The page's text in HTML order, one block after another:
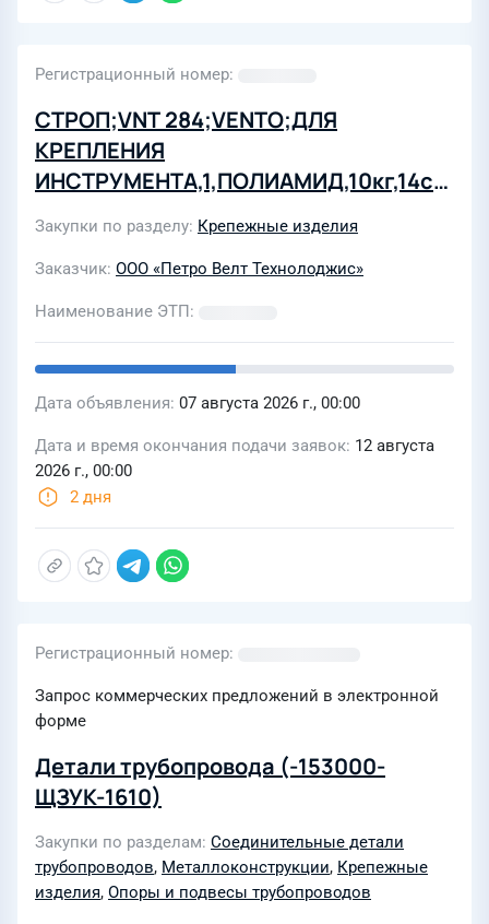
Регистрационный номер
СТРОП;VNT 284;VENTO;ДЛЯ
КРЕПЛЕНИЯ
ИНСТРУМЕНТА,1,ПОЛИАМИД,10кг,14см,С
Закупки по разделу Крепежные изделия
Заказчик ООО «Петро Велт Технолоджис»
Наименование ЭТП
Дата объявления 07 августа 2026 г., 00:00
Дата и время окончания подачи заявок 12 августа
2026 г., 00:00
2 дня
Регистрационный номер
Запрос коммерческих предложений в электронной
форме
Детали трубопровода (-153000-
ЩЗУК-1610)
Закупки по разделам Соединительные детали
трубопроводов, Металлоконструкции, Крепежные
изделия, Опоры и подвесы трубопроводов